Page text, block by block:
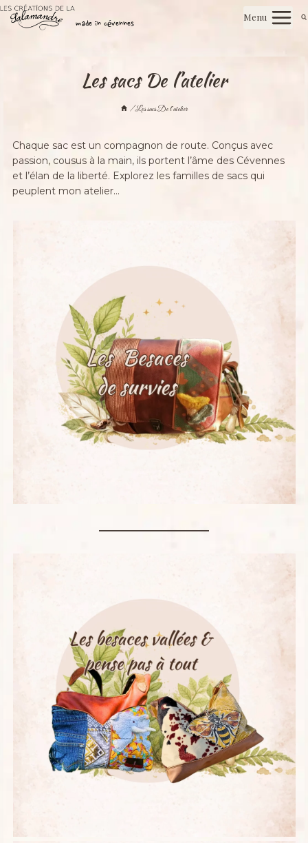
Aller
au
made in cévennes
Menu
Les sacs De l’atelier
/Les sacs De l’atelier
Chaque sac est un compagnon de route. Conçus avec
passion, cousus à la main, ils portent l’âme des Cévennes
et l’élan de la liberté. Explorez les familles de sacs qui
peuplent mon atelier…